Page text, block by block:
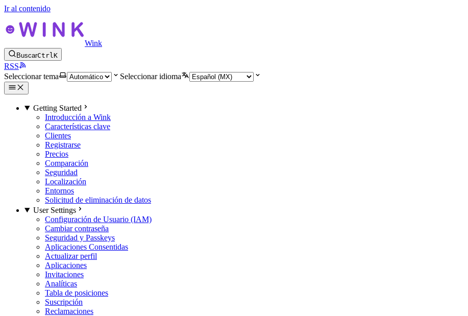
Ir al contenido
Wink
BuscarCtrlK
RSS
Seleccionar tema
Seleccionar idioma
Getting Started
Introducción a Wink
Características clave
Clientes
Registrarse
Precios
Comparación
Seguridad
Localización
Entornos
Solicitud de eliminación de datos
User Settings
Configuración de Usuario (IAM)
Cambiar contraseña
Seguridad y Passkeys
Aplicaciones Consentidas
Actualizar perfil
Aplicaciones
Invitaciones
Analíticas
Tabla de posiciones
Suscripción
Reclamaciones